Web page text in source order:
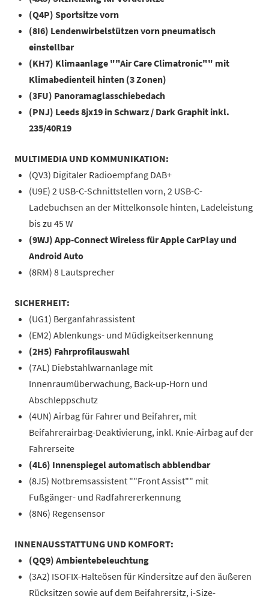
(Q4P) Sportsitze vorn
(8I6) Lendenwirbelstützen vorn pneumatisch
einstellbar
(KH7) Klimaanlage ""Air Care Climatronic"" mit
Klimabedienteil hinten (3 Zonen)
(3FU) Panoramaglasschiebedach
(PNJ) Leeds 8jx19 in Schwarz / Dark Graphit inkl.
235/40R19
MULTIMEDIA UND KOMMUNIKATION:
(QV3) Digitaler Radioempfang DAB+
(U9E) 2 USB-C-Schnittstellen vorn, 2 USB-C-
Ladebuchsen an der Mittelkonsole hinten, Ladeleistung
bis zu 45 W
(9WJ) App-Connect Wireless für Apple CarPlay und
Android Auto
(8RM) 8 Lautsprecher
SICHERHEIT:
(UG1) Berganfahrassistent
(EM2) Ablenkungs- und Müdigkeitserkennung
(2H5) Fahrprofilauswahl
(7AL) Diebstahlwarnanlage mit
Innenraumüberwachung, Back-up-Horn und
Abschleppschutz
(4UN) Airbag für Fahrer und Beifahrer, mit
Beifahrerairbag-Deaktivierung, inkl. Knie-Airbag auf der
Fahrerseite
(4L6) Innenspiegel automatisch abblendbar
(8J5) Notbremsassistent ""Front Assist"" mit
Fußgänger- und Radfahrererkennung
(8N6) Regensensor
INNENAUSSTATTUNG UND KOMFORT:
(QQ9) Ambientebeleuchtung
(3A2) ISOFIX-Halteösen für Kindersitze auf den äußeren
Rücksitzen sowie auf dem Beifahrersitz, i-Size-